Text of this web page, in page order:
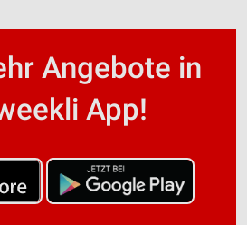
Angebote in
App!